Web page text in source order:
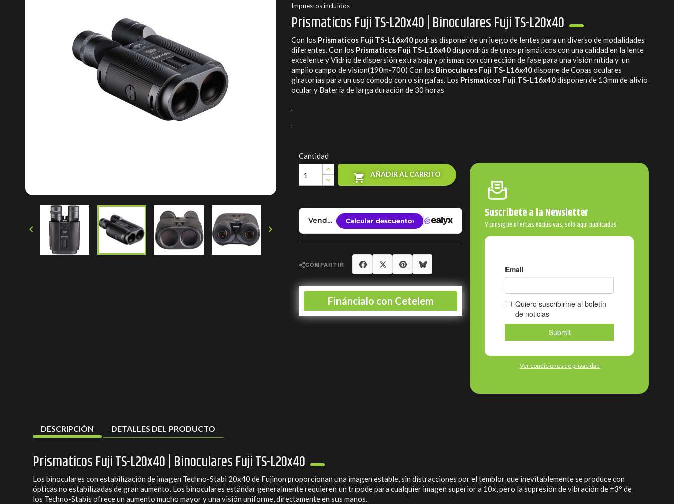
 
Impuestos incluidos
Prismaticos Fuji TS-L20x40 | Binoculares Fuji TS-L20x40
Con los Prismaticos Fuji TS-L16x40podras disponer de un juego de lentes para un diverso de modalidades
diferentes. Con los Prismaticos Fuji TS-L16x40dispondrás de unos prismáticos con una calidad en la lente
excelente y Vidrio de dispersión extra baja y prismas con corrección de fase para una visión nítida y un
amplio campo de vision(190m-700) Con los Binoculares Fuji TS-L16x40dispone de Copas oculares
giratorias para un uso cómodo con o sin gafas. Los Prismaticos Fuji TS-L16x40disponen de 13mm de alivio
ocular y Batería de larga duración de 30 horas
Cantidad
 AÑADIR AL CARRITO
COMPARTIR Compartir
Tuitear
Suscríbete a la Newsletter
Y consigue ofertas exclusivas, solo aquí publicadas
Ver condiciones de privacidad
DESCRIPCIÓN DETALLES DEL PRODUCTO
Prismaticos Fuji TS-L20x40 | Binoculares Fuji TS-L20x40
Los binoculares con estabilización de imagen Techno-Stabi 20x40 de Fujinon proporcionan una imagen estable, sin distracciones por el temblor que inevitablemente se produce con
ópticas no estabilizadas de gran aumento. Los binoculares estándar generalmente requieren un trípode para cualquier imagen superior a 10x, pero la supresión de vibración de ±3° de
los Techno-Stabis ofrece un aumento mucho mayor y una visión uniforme, directamente en sus manos.